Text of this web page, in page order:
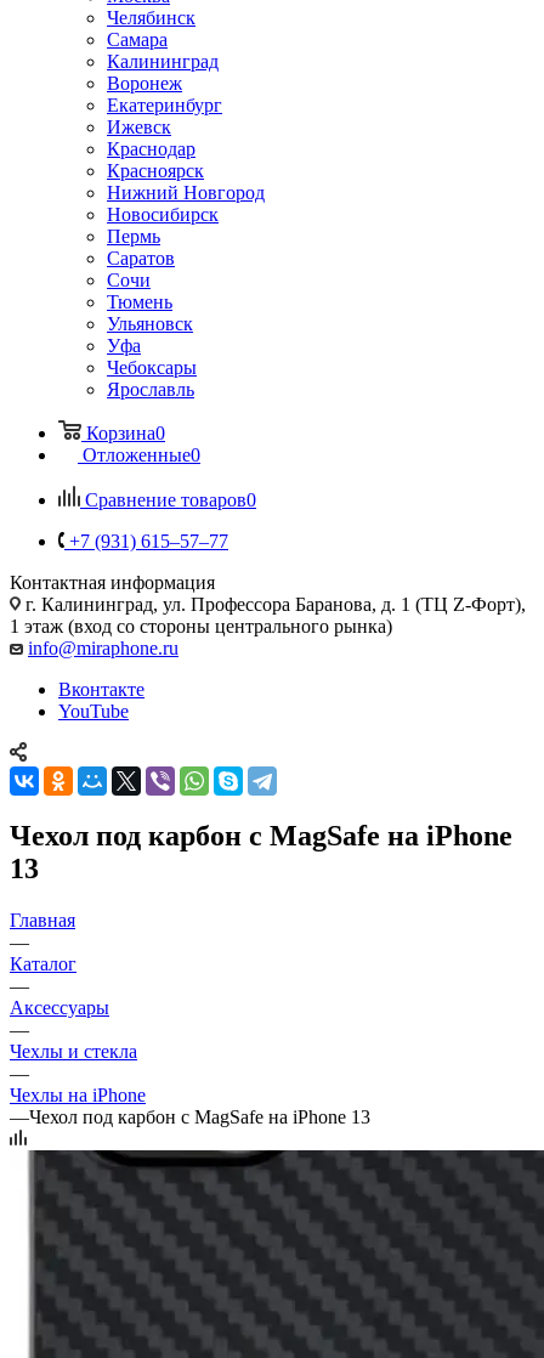
Челябинск
Самара
Калининград
Воронеж
Екатеринбург
Ижевск
Краснодар
Красноярск
Нижний Новгород
Новосибирск
Пермь
Саратов
Сочи
Тюмень
Ульяновск
Уфа
Чебоксары
Ярославль
Корзина0
Отложенные0
Сравнение товаров0
+7 (931) 615‒57‒77
Контактная информация
г. Калининград, ул. Профессора Баранова, д. 1 (ТЦ Z-Форт),
1 этаж (вход со стороны центрального рынка)
info@miraphone.ru
Вконтакте
YouTube
Чехол под карбон с MagSafe на iPhone
13
Главная
—
Каталог
—
Аксессуары
—
Чехлы и стекла
—
Чехлы на iPhone
—Чехол под карбон с MagSafe на iPhone 13